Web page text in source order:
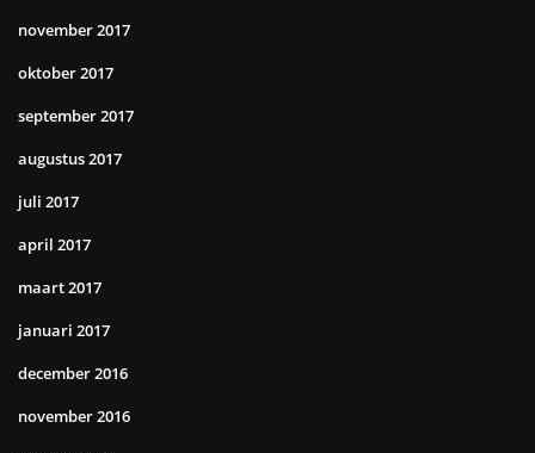
november 2017
oktober 2017
september 2017
augustus 2017
juli 2017
april 2017
maart 2017
januari 2017
december 2016
november 2016